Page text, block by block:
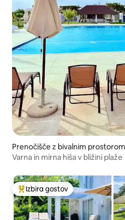
Prenočišče z bivalnim
ca
Varna in mirna hiša v bližini plaže
Najbolj priljubljena prenočišča z
Izbira gostov